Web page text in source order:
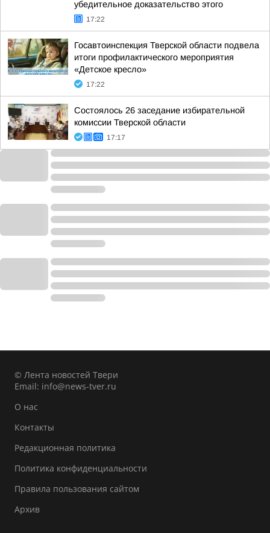
убедительное доказательство этого
17:22
Госавтоинспекция Тверской области подвела
итоги профилактического мероприятия
«Детское кресло»
17:22
Состоялось 26 заседание избирательной
комиссии Тверской области
17:17
© Лента новостей Твери
Email: info@news-tver.ru
О нас
Контакты
Редакционная политика
Политика конфиденциальности
Правила пользования сайтом
Архив